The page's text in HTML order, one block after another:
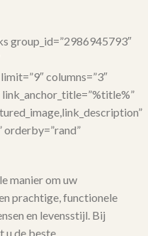
group_id=”2986945793″
columns=”3″
orderby=”rand”
manier om uw
prachtige, functionele
en levensstijl. Bij
u de beste